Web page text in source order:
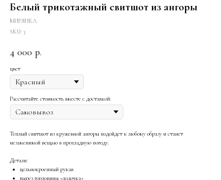
Белый трикотажный свитшот из ангоры
МИРЯНКА
SKU: 3
4 000 р.
цвет
Рассчитайте стоимость вместе с доставкой:
Теплый свитшот из кружевной ангоры подойдет к любому образу и станет
незаменимой вещью в прохладную погоду.
Детали:
цельнокроенный рукав
вырез горловины «лодочка»